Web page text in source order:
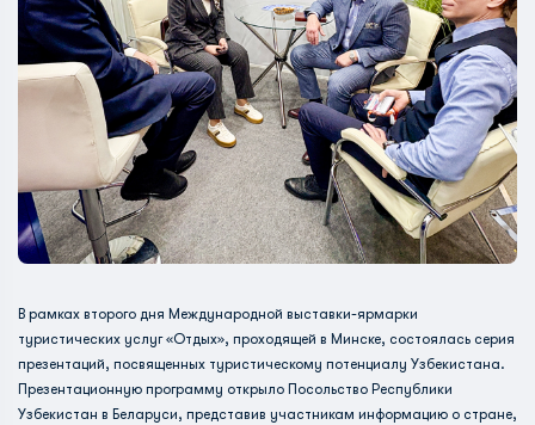
В рамках второго дня Международной выставки-ярмарки
туристических услуг «Отдых», проходящей в Минске, состоялась серия
презентаций, посвященных туристическому потенциалу Узбекистана.
Презентационную программу открыло Посольство Республики
Узбекистан в Беларуси, представив участникам информацию о стране,